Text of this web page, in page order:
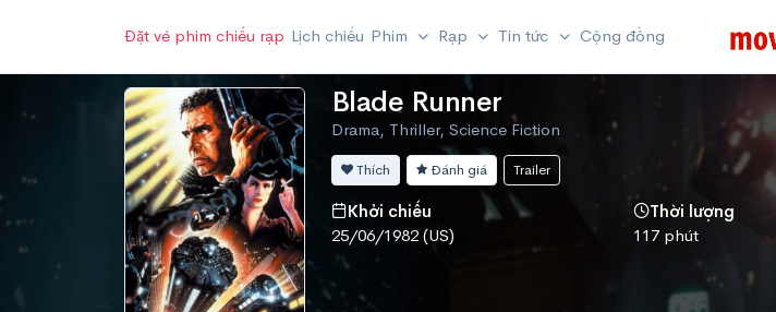
Đặt vé phim chiếu rạp Lịch chiếu Phim Rạp Tin tức Cộng đồng
Blade Runner
Drama, Thriller, Science Fiction
Thích Đánh giá Trailer
Khởi chiếu
25/06/1982 (US)
Thời lượng
117 phút